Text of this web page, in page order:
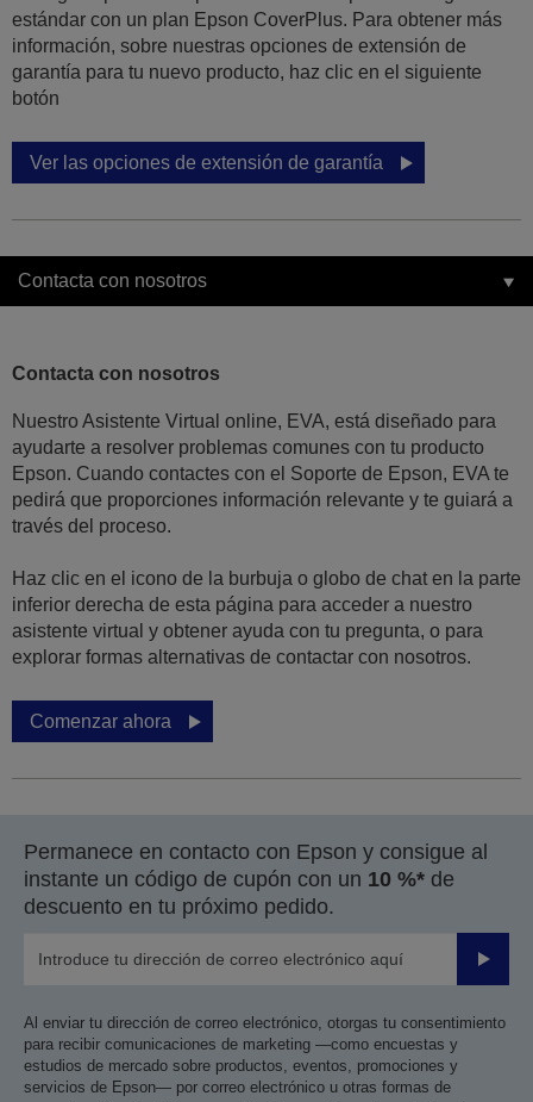
estándar con un plan Epson CoverPlus. Para obtener más
información, sobre nuestras opciones de extensión de
garantía para tu nuevo producto, haz clic en el siguiente
botón
Ver las opciones de extensión de garantía
Contacta con nosotros
Contacta con nosotros
Nuestro Asistente Virtual online, EVA, está diseñado para
ayudarte a resolver problemas comunes con tu producto
Epson. Cuando contactes con el Soporte de Epson, EVA te
pedirá que proporciones información relevante y te guiará a
través del proceso.
Haz clic en el icono de la burbuja o globo de chat en la parte
inferior derecha de esta página para acceder a nuestro
asistente virtual y obtener ayuda con tu pregunta, o para
explorar formas alternativas de contactar con nosotros.
Comenzar ahora
Permanece en contacto con Epson y consigue al
instante un código de cupón con un 10 %* de
descuento en tu próximo pedido.
Enviar
Al enviar tu dirección de correo electrónico, otorgas tu consentimiento
para recibir comunicaciones de marketing —como encuestas y
estudios de mercado sobre productos, eventos, promociones y
servicios de Epson— por correo electrónico u otras formas de